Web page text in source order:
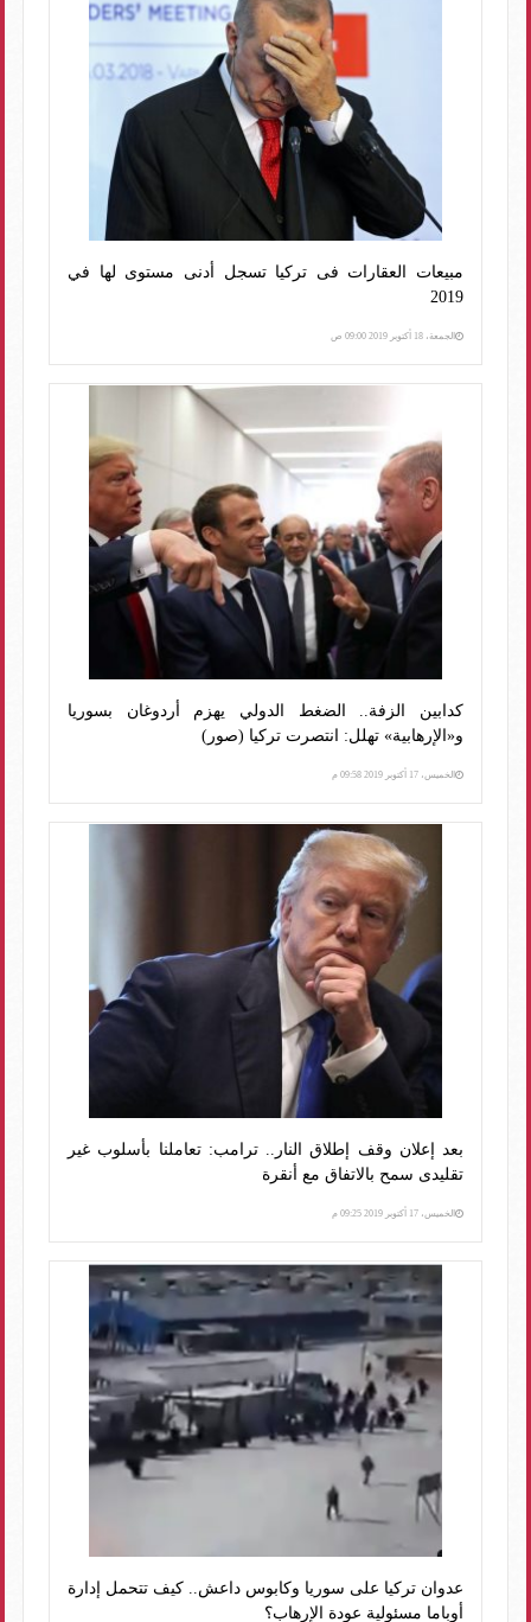
مبيعات العقارات فى تركيا تسجل أدنى مستوى لها في
2019
الجمعة، 18 أكتوبر 2019 09:00 ص
كدابين الزفة.. الضغط الدولي يهزم أردوغان بسوريا
و«الإرهابية» تهلل: انتصرت تركيا (صور)
الخميس، 17 أكتوبر 2019 09:58 م
بعد إعلان وقف إطلاق النار.. ترامب: تعاملنا بأسلوب غير
تقليدى سمح بالاتفاق مع أنقرة
الخميس، 17 أكتوبر 2019 09:25 م
عدوان تركيا على سوريا وكابوس داعش.. كيف تتحمل إدارة
أوباما مسئولية عودة الإرهاب؟